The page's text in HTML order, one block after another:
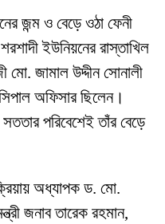
জন্ম ও বেড়ে ওঠা ফেনী
ইউনিয়নের রাস্তাখিল
মো. জামাল উদ্দীন সোনালী
অফিসার ছিলেন।
পরিবেশেই তাঁর বেড়ে
অধ্যাপক ড. মো.
জনাব তারেক রহমান,